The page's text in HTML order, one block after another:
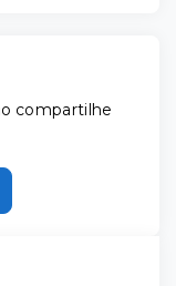
compartilhe